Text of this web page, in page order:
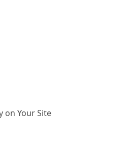
on Your Site